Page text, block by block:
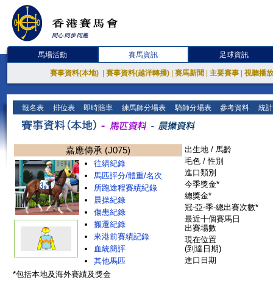
馬場活動 賽馬資訊 足球資訊
賽事資料(本地) 賽事資料(越洋轉播) 賽馬新聞 主要賽事 視聽播
報名表 排位表 即時賠率 練馬師分場表 騎師分場表 參考資料 統
嘉應傳承 (J075)
往績紀錄
馬匹評分/體重/名次
所跑途程賽績紀錄
晨操紀錄
傷患紀錄
搬遷紀錄
來港前賽績記錄
血統簡評
其他馬匹
出生地 / 馬齡
毛色 / 性別
進口類別
今季獎金*
總獎金*
冠-亞-季-總出賽次數*
最近十個賽馬日
出賽場數
現在位置
(到達日期)
進口日期
*包括本地及海外賽績及獎金